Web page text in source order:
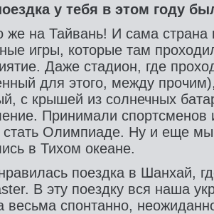
у тебя в этом году
же на Тайвань! И сама страна
игры, которые там
Даже стадион, где
для этого, между
с крышей из солнечных
Принимали
Олимпиаде. Ну и еще мы
в Тихом океане.
поездка в Шанхай,
В эту поездку вся наша
весьма спонтанно,